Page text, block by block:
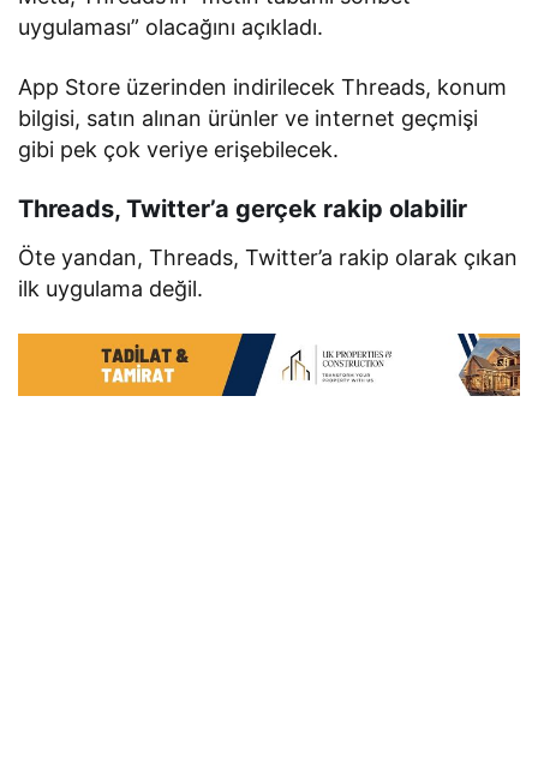
uygulaması” olacağını açıkladı.
App Store üzerinden indirilecek Threads, konum
bilgisi, satın alınan ürünler ve internet geçmişi
gibi pek çok veriye erişebilecek.
Threads, Twitter’a gerçek rakip olabilir
Öte yandan, Threads, Twitter’a rakip olarak çıkan
ilk uygulama değil.